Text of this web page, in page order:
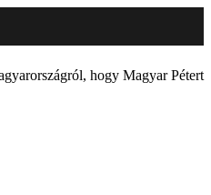
hogy Magyar Pétert